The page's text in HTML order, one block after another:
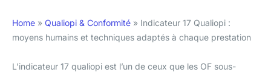
Home » Qualiopi & Conformité » Indicateur 17 Qualiopi :
moyens humains et techniques adaptés à chaque prestation
L’indicateur 17 qualiopi est l’un de ceux que les OF sous-